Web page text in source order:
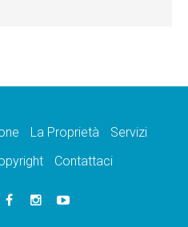
La Proprietà
Servizi
Contattaci